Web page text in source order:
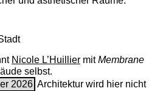
Nicole L’Huilliermit ­Membrane
selbst.
2026 Architektur wird hier nicht